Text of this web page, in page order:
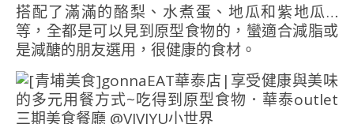
搭配了滿滿的酪梨、水煮蛋、地瓜和紫地瓜…
等，全都是可以見到原型食物的，蠻適合減脂或
是減醣的朋友選用，很健康的食材。